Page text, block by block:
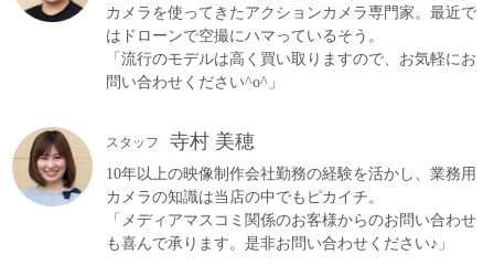
カメラを使ってきたアクションカメラ専門家。最近で
はドローンで空撮にハマっているそう。
「流行のモデルは高く買い取りますので、お気軽にお
問い合わせください^o^」
スタッフ 寺村 美穂
10年以上の映像制作会社勤務の経験を活かし、業務用
カメラの知識は当店の中でもピカイチ。
「メディアマスコミ関係のお客様からのお問い合わせ
も喜んで承ります。是非お問い合わせください♪」